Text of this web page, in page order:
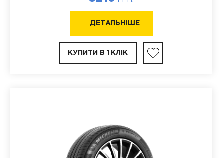
ДЕТАЛЬНІШЕ
КУПИТИ В 1 КЛІК